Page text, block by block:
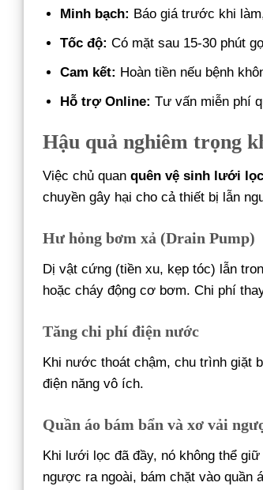
Minh bạch: Báo giá trước khi
Tốc độ: Có mặt sau 15-30 phút
Cam kết: Hoàn tiền nếu bệnh
Hỗ trợ Online: Tư vấn miễn phí
Hậu quả nghiêm trọng
Việc chủ quan quên vệ sinh lưới
chuyền gây hại cho cả thiết bị lẫn
Hư hỏng bơm xả (Drain Pump)
Dị vật cứng (tiền xu, kẹp tóc) lẫn
hoặc cháy động cơ bơm. Chi phí
Tăng chi phí điện nước
Khi nước thoát chậm, chu trình giặt
điện năng vô ích.
Quần áo bám bẩn và xơ vải
Khi lưới lọc đã đầy, nó không thể
ngược ra ngoài, bám chặt vào quần